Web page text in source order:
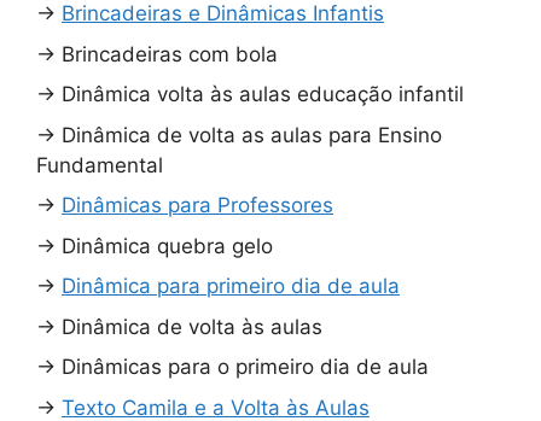
→ Brincadeiras e Dinâmicas Infantis
→ Brincadeiras com bola
→ Dinâmica volta às aulas educação infantil
→ Dinâmica de volta as aulas para Ensino
Fundamental
→ Dinâmicas para Professores
→ Dinâmica quebra gelo
→ Dinâmica para primeiro dia de aula
→ Dinâmica de volta às aulas
→ Dinâmicas para o primeiro dia de aula
→ Texto Camila e a Volta às Aulas